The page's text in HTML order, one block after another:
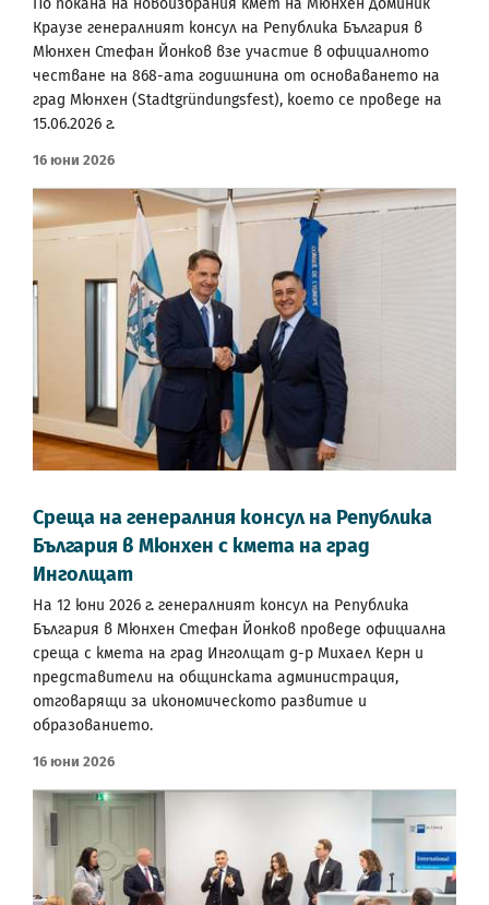
Краузе генералният консул на Република България в
Мюнхен Стефан Йонков взе участие в официалното
честване на 868-ата годишнина от основаването на
град Мюнхен (Stadtgründungsfest), което се проведе на
15.06.2026 г.
16 Юни 2026
Среща на генералния консул на Република
България в Мюнхен с кмета на град
Инголщат
На 12 юни 2026 г. генералният консул на Република
България в Мюнхен Стефан Йонков проведе официална
среща с кмета на град Инголщат д-р Михаел Керн и
представители на общинската администрация,
отговарящи за икономическото развитие и
образованието.
16 Юни 2026